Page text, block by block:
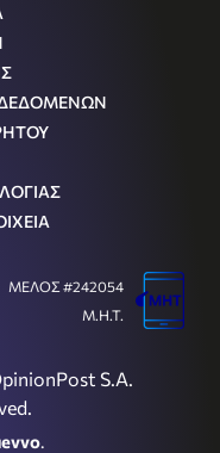
ΔΕΔΟΜΕΝΩΝ
S.A.
ΜΕΛΟΣ #242054
Μ.Η.Τ.